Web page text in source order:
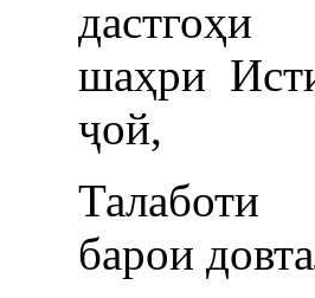
шаҳри
ҷой,
Талаботи
барои